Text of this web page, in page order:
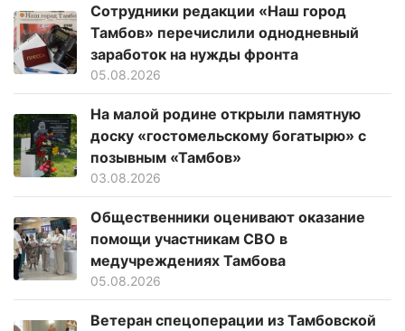
Сотрудники редакции «Наш город
Тамбов» перечислили однодневный
заработок на нужды фронта
05.08.2026
На малой родине открыли памятную
доску «гостомельскому богатырю» с
позывным «Тамбов»
03.08.2026
Общественники оценивают оказание
помощи участникам СВО в
медучреждениях Тамбова
05.08.2026
Ветеран спецоперации из Тамбовской